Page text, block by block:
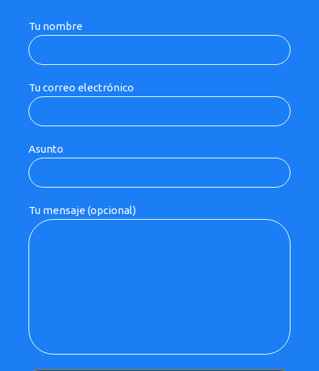
Tu nombre
Tu correo electrónico
Asunto
Tu mensaje (opcional)